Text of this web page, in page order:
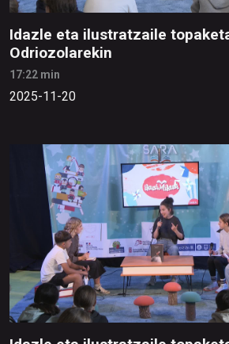
Idazle eta ilustratzaile
Odriozolarekin
17:22 min
2025-11-20